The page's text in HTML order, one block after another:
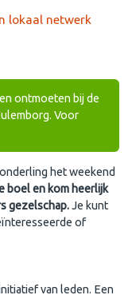
lokaal netwerk
ontmoeten bij de
Voor
het weekend
boel en kom heerlijk
gezelschap.Je kunt
of
van leden. Een